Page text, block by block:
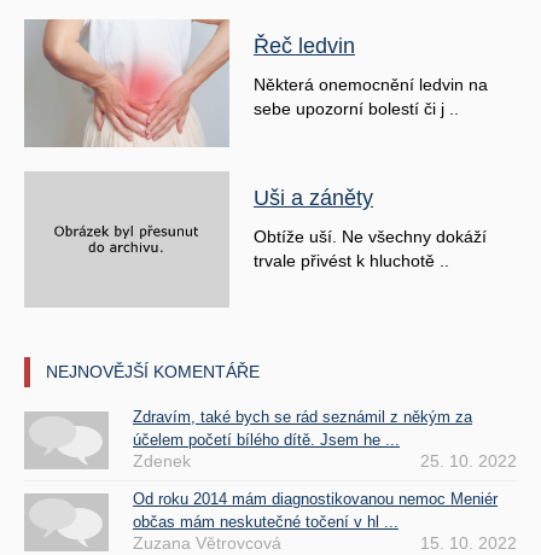
Řeč ledvin
Některá onemocnění ledvin na
sebe upozorní bolestí či j ..
Uši a záněty
Obtíže uší. Ne všechny dokáží
trvale přivést k hluchotě ..
NEJNOVĚJŠÍ KOMENTÁŘE
Zdravím, také bych se rád seznámil z někým za
účelem početí bílého dítě. Jsem he ...
Zdenek 25. 10. 2022
Od roku 2014 mám diagnostikovanou nemoc Meniér
občas mám neskutečné točení v hl ...
Zuzana Větrovcová 15. 10. 2022